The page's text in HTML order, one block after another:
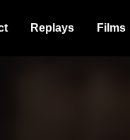
Replays Films